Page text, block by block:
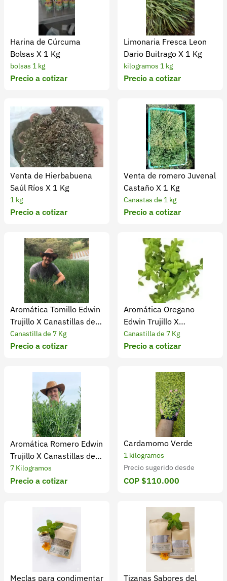
Harina de Cúrcuma
Bolsas X 1 Kg
bolsas 1 kg
Precio a cotizar
Limonaria Fresca Leon
Dario Buitrago X 1 Kg
kilogramos 1 kg
Precio a cotizar
Venta de Hierbabuena
Saúl Ríos X 1 Kg
1 kg
Precio a cotizar
Venta de romero Juvenal
Castaño X 1 Kg
Canastas de 1 kg
Precio a cotizar
Aromática Tomillo Edwin
Trujillo X Canastillas de 7
Kg
Canastilla de 7 Kg
Precio a cotizar
Aromática Oregano
Edwin Trujillo X
Canastillas de 7 Kg
Canastilla de 7 Kg
Precio a cotizar
Aromática Romero Edwin
Trujillo X Canastillas de 7
Kg
7 Kilogramos
Precio a cotizar
Cardamomo Verde
1 kilogramos
Precio sugerido desde
COP $110.000
Meclas para condimentar Tizanas Sabores del